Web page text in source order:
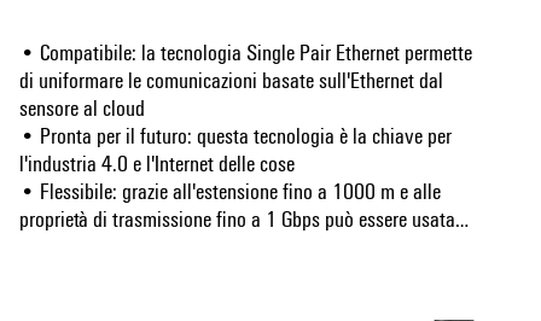
• Compatibile: la tecnologia Single Pair Ethernet permette
di uniformare le comunicazioni basate sull'Ethernet dal
sensore al cloud
• Pronta per il futuro: questa tecnologia è la chiave per
l'industria 4.0 e l'Internet delle cose
• Flessibile: grazie all'estensione fino a 1000 m e alle
proprietà di trasmissione fino a 1 Gbps può essere usata